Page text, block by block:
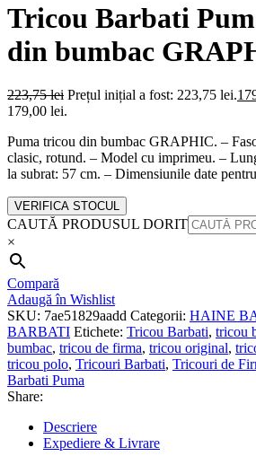
Tricou Barbati
din bumbac
223,75lei Prețul inițial a fost: 223,75 lei.
179,00 lei.
Puma tricou din bumbac GRAPHIC. –
clasic, rotund. – Model cu imprimeu. –
la subrat: 57 cm. – Dimensiunile date
VERIFICA STOCUL
CAUTĂ PRODUSUL DORIT
×
Compară
Adaugă în Wishlist
SKU: 7ae51829aadd Categorii: HAINE
BARBATI Etichete: Tricou Barbati, tricou
bumbac, tricou de firma, tricou original,
tricou polo, Tricouri Barbati, Tricouri de
Barbati Puma
Share:
Descriere
Expediere & Livrare